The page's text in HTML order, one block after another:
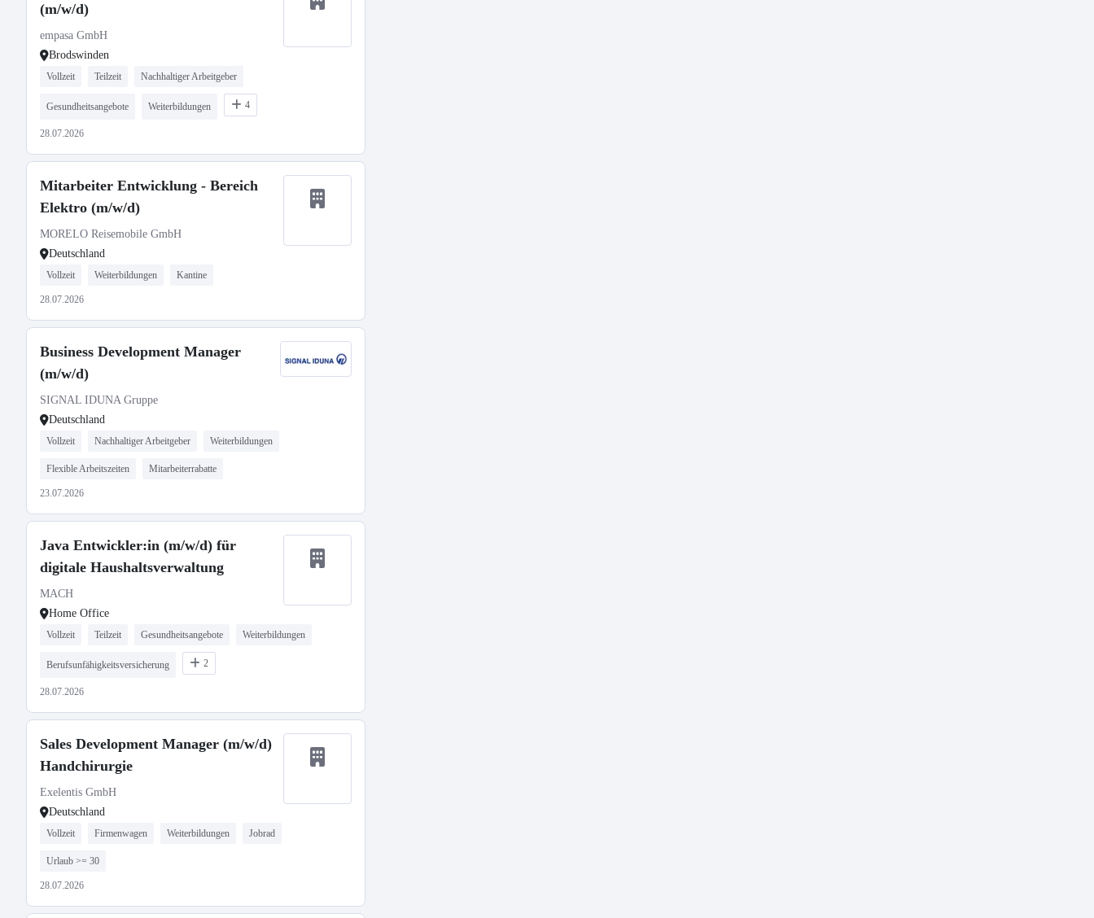
(m/w/d)
empasa GmbH
Brodswinden
Vollzeit Teilzeit Nachhaltiger Arbeitgeber
Gesundheitsangebote Weiterbildungen 4
28.07.2026
Mitarbeiter Entwicklung - Bereich
Elektro (m/w/d)
MORELO Reisemobile GmbH
Deutschland
Vollzeit Weiterbildungen Kantine
28.07.2026
Business Development Manager
(m/w/d)
SIGNAL IDUNA Gruppe
Deutschland
Vollzeit Nachhaltiger Arbeitgeber Weiterbildungen
Flexible Arbeitszeiten Mitarbeiterrabatte
23.07.2026
Java Entwickler:in (m/w/d) für
digitale Haushaltsverwaltung
MACH
Home Office
Vollzeit Teilzeit Gesundheitsangebote Weiterbildungen
Berufsunfähigkeitsversicherung 2
28.07.2026
Sales Development Manager (m/w/d)
Handchirurgie
Exelentis GmbH
Deutschland
Vollzeit Firmenwagen Weiterbildungen Jobrad
Urlaub >= 30
28.07.2026